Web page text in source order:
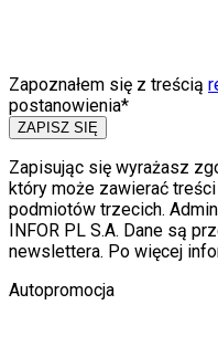
Zapoznałem się z treścią
postanowienia*
ZAPISZ SIĘ
Zapisując się wyrażasz
który może zawierać
podmiotów trzecich.
INFOR PL S.A. Dane są
newslettera. Po więcej
Autopromocja